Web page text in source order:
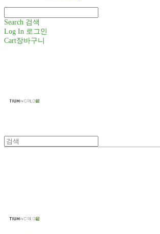
Search 검색
Log In 로그인
Cart장바구니